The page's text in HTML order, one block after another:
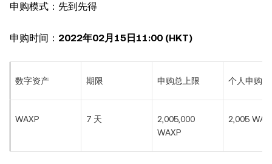
申购模式：先到先得
申购时间： 2022年02月 15日11:00 (HKT)
数字资产 期限 申购总上限 个人申购
WAXP 7 天
2,005,000
WAXP
2,005